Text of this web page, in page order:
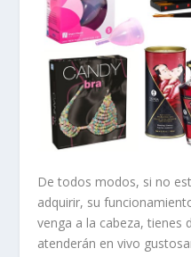
De todos modos, si no
adquirir, su
venga a la cabeza, tienes
atenderán en vivo